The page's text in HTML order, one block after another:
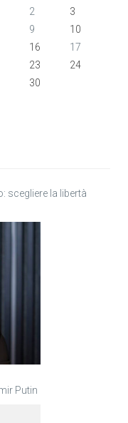
2
3
9
10
16
17
23
24
30
scegliere la libertà
Putin